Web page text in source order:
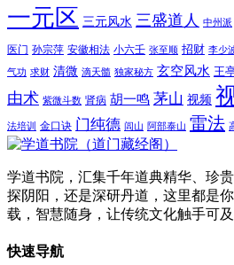
一元区 三元风水 三盛道人 中州派
医门 孙宗萍 安徽相法 小六壬 张至顺 招财 李少
气功 求财 清微 滴天髓 独家秘方 玄空风水 王
由术 紫微斗数 肾病 胡一鸣 茅山 视频
法培训 金口诀 门纯德 闾山 阿部泰山 雷法
学道书院，汇集千年道典精华、珍
探阴阳，还是深研丹道，这里都是
载，智慧随身，让传统文化触手可及
快速导航